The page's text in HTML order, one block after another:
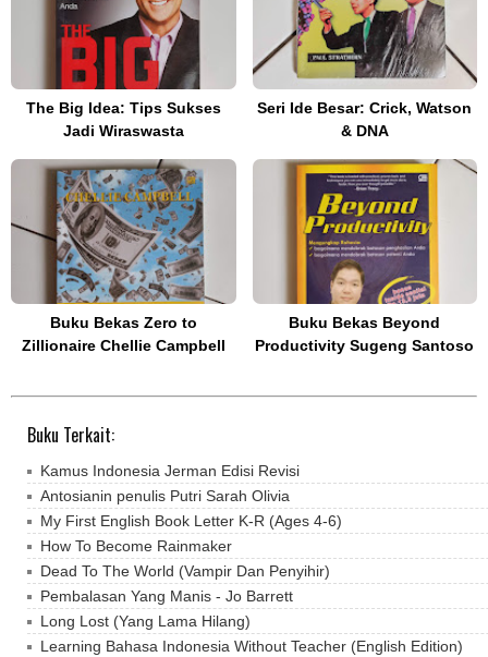
The Big Idea: Tips Sukses
Jadi Wiraswasta
Seri Ide Besar: Crick, Watson
& DNA
Buku Bekas Zero to
Zillionaire Chellie Campbell
Buku Bekas Beyond
Productivity Sugeng Santoso
Buku Terkait:
Kamus Indonesia Jerman Edisi Revisi
Antosianin penulis Putri Sarah Olivia
My First English Book Letter K-R (Ages 4-6)
How To Become Rainmaker
Dead To The World (Vampir Dan Penyihir)
Pembalasan Yang Manis - Jo Barrett
Long Lost (Yang Lama Hilang)
Learning Bahasa Indonesia Without Teacher (English Edition)